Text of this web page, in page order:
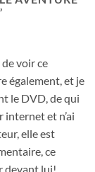
de voir ce
également, et je
le DVD, de qui
internet et n’ai
elle est
ce
devant lui!